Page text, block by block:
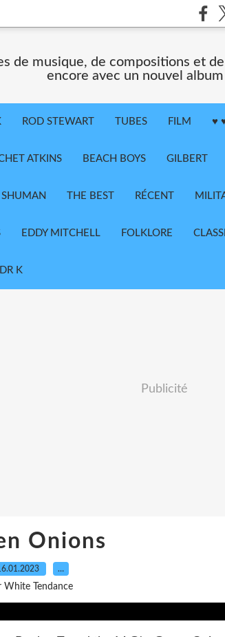
de musique, de compositions et
encore avec un nouvel
ROD STEWART TUBES FILM ♥
ATKINS BEACH BOYS GILBERT
THE BEST RÉCENT
EDDY MITCHELL FOLKLORE
DR K
Publicité
Onions
…
White Tendance